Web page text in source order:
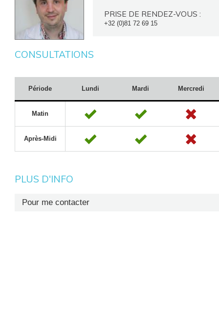
PRISE DE RENDEZ-VOUS :
+32 (0)81 72 69 15
CONSULTATIONS
Période Lundi Mardi Mercredi
Matin
Après-Midi
PLUS D'INFO
Pour me contacter